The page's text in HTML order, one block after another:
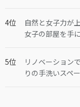
自然と女子力が
女子の部屋を手
リノベーション
りの手洗いスペ